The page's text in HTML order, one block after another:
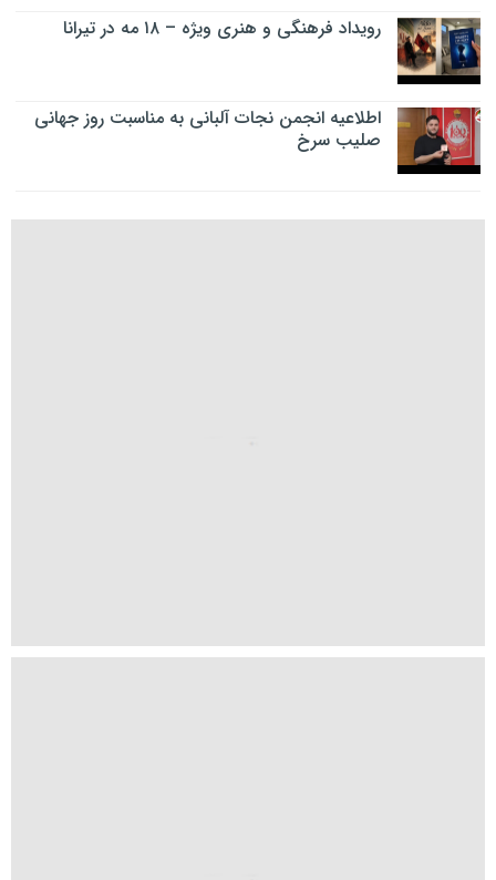
رویداد فرهنگی و هنری ویژه – ۱۸ مه در تیرانا
اطلاعیه انجمن نجات آلبانی به مناسبت روز جهانی
صلیب سرخ